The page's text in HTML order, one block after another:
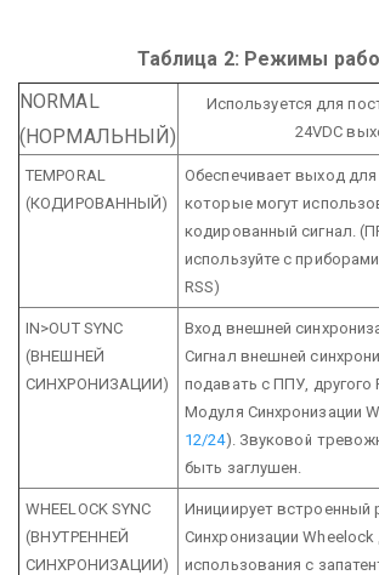
Таблица 2: Режимы
NORMAL
(НОРМАЛЬНЫЙ)
Используется для
24VDC
TEMPORAL
(КОДИРОВАННЫЙ)
Обеспечивает выход для
которые могут
кодированный сигнал.
используйте с
RSS)
IN>OUT SYNC
(ВНЕШНЕЙ
СИНХРОНИЗАЦИИ)
Вход внешней
Сигнал внешней
подавать с ППУ, другого
Модуля Синхронизации
12/24). Звуковой
быть заглушен.
WHEELOCK SYNC
(ВНУТРЕННЕЙ
СИНХРОНИЗАЦИИ)
Инициирует встроенный
Синхронизации Wheelock
использования с